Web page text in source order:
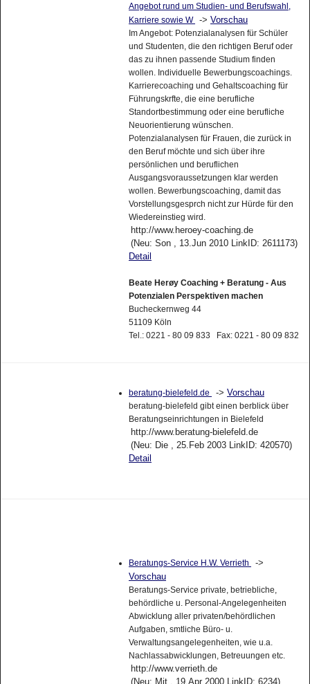
Angebot rund um Studien- und Berufswahl,
Karriere sowie W -> Vorschau
Im Angebot: Potenzialanalysen für Schüler
und Studenten, die den richtigen Beruf oder
das zu ihnen passende Studium finden
wollen. Individuelle Bewerbungscoachings.
Karrierecoaching und Gehaltscoaching für
Führungskrfte, die eine berufliche
Standortbestimmung oder eine berufliche
Neuorientierung wünschen.
Potenzialanalysen für Frauen, die zurück in
den Beruf möchte und sich über ihre
persönlichen und beruflichen
Ausgangsvoraussetzungen klar werden
wollen. Bewerbungscoaching, damit das
Vorstellungsgesprch nicht zur Hürde für den
Wiedereinstieg wird.
http://www.heroey-coaching.de
(Neu: Son , 13.Jun 2010 LinkID: 2611173)
Detail
Beate Herøy Coaching + Beratung - Aus
Potenzialen Perspektiven machen
Bucheckernweg 44
51109 Köln
Tel.: 0221 - 80 09 833 Fax: 0221 - 80 09 832
beratung-bielefeld.de -> Vorschau
beratung-bielefeld gibt einen berblick über
Beratungseinrichtungen in Bielefeld
http://www.beratung-bielefeld.de
(Neu: Die , 25.Feb 2003 LinkID: 420570)
Detail
Beratungs-Service H.W. Verrieth
->
Vorschau
Beratungs-Service private, betriebliche,
behördliche u. Personal-Angelegenheiten
Abwicklung aller privaten/behördlichen
Aufgaben, smtliche Büro- u.
Verwaltungsangelegenheiten, wie u.a.
Nachlassabwicklungen, Betreuungen etc.
http://www.verrieth.de
(Neu: Mit , 19.Apr 2000 LinkID: 6234)